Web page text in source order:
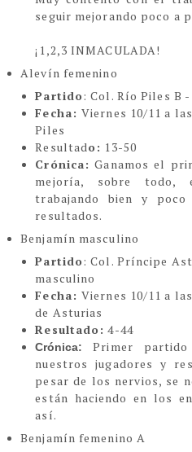
seguir mejorando poco a
¡1,2,3 INMACULADA!
Alevín femenino
Partido: Col. Río Piles B
Fecha:Viernes 10/11 a
Piles
Resultado: 13-50
Crónica: Ganamos el
mejoría, sobre todo,
trabajando bien y
resultados.
Benjamín masculino
Partido: Col. Príncipe
masculino
Fecha:Viernes 10/11 a
de Asturias
Resultado: 4-44
Crónica:
Primer
nuestros jugadores y
pesar de los nervios, se
están haciendo en los
así.
Benjamín femenino A